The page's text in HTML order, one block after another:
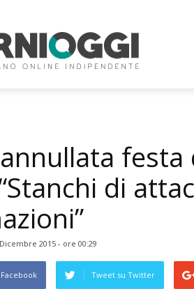
festa
di
2015 - ore 00:29
Tweet su Twitter